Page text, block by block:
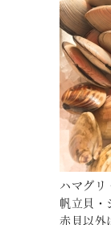
ハマグリ
帆立貝・
赤貝以外